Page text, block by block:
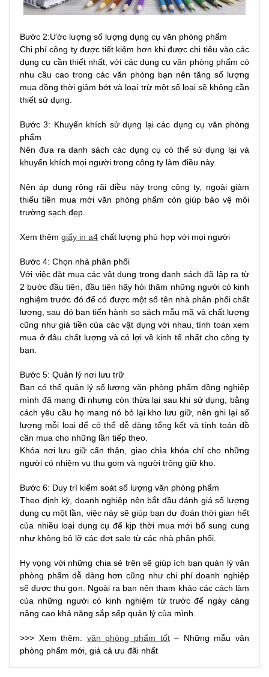
Bước 2:Ước lượng số lượng dụng cụ văn phòng phẩm
Chi phí công ty được tiết kiệm hơn khi được chi tiêu vào các
dụng cụ cần thiết nhất, với các dụng cụ văn phòng phẩm có
nhu cầu cao trong các văn phòng bạn nên tăng số lượng
mua đồng thời giảm bớt và loại trừ một số loại sẽ không cần
thiết sử dụng.
Bước 3: Khuyến khích sử dụng lại các dụng cụ văn phòng
phẩm
Nên đưa ra danh sách các dụng cụ có thể sử dụng lại và
khuyến khích mọi người trong công ty làm điều này.
Nên áp dụng rộng rãi điều này trong công ty, ngoài giảm
thiểu tiền mua mới văn phòng phẩm còn giúp bảo vệ môi
trường sạch đẹp.
Xem thêm giấy in a4 chất lượng phù hợp với mọi người
Bước 4: Chọn nhà phân phối
Với việc đặt mua các vật dụng trong danh sách đã lập ra từ
2 bước đầu tiên, đầu tiên hãy hỏi thăm những người có kinh
nghiệm trước đó để có được một số tên nhà phân phối chất
lượng, sau đó bạn tiến hành so sách mẫu mã và chất lượng
cũng như giá tiền của các vật dụng với nhau, tính toán xem
mua ở đâu chất lượng và có lợi về kinh tế nhất cho công ty
bạn.
Bước 5: Quản lý nơi lưu trữ
Bạn có thể quản lý số lượng văn phòng phẩm đồng nghiệp
mình đã mang đi nhưng còn thừa lại sau khi sử dụng, bằng
cách yêu cầu họ mang nó bỏ lại kho lưu giữ, nên ghi lại số
lượng mỗi loại để có thể dễ dàng tổng kết và tính toán đồ
cần mua cho những lần tiếp theo.
Khóa nơi lưu giữ cẩn thận, giao chìa khóa chỉ cho những
người có nhiệm vụ thu gom và người trông giữ kho.
Bước 6: Duy trì kiểm soát số lượng văn phòng phẩm
Theo định kỳ, doanh nghiệp nên bắt đầu đánh giá số lượng
dụng cụ một lần, việc này sẽ giúp bạn dự đoán thời gian hết
của nhiều loại dụng cụ để kịp thời mua mới bổ sung cung
như không bỏ lỡ các đợt sale từ các nhà phân phối.
Hy vọng với những chia sẻ trên sẽ giúp ích bạn quản lý văn
phòng phẩm dễ dàng hơn cũng như chi phí doanh nghiệp
sẽ được thu gọn. Ngoài ra bạn nên tham khảo các cách làm
của những người có kinh nghiệm từ trước để ngày càng
nâng cao khả năng sắp sếp quản lý của mình.
>>> Xem thêm: văn phòng phẩm tốt– Những mẫu văn
phòng phẩm mới, giá cả ưu đãi nhất